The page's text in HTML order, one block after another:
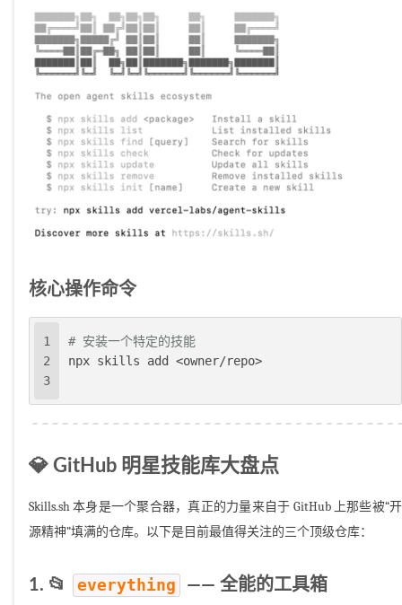
核心操作命令
1
2
3
# 安装一个特定的技能
npx skills add <owner/repo>
💎 GitHub 明星技能库大盘点
Skills.sh 本身是一个聚合器，真正的力量来自于 GitHub 上那些被“开
源精神”填满的仓库。以下是目前最值得关注的三个顶级仓库：
1. 📂 everything —— 全能的工具箱